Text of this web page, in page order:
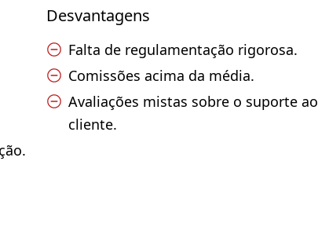
Desvantagens
Falta de regulamentação rigorosa.
Comissões acima da média.
Avaliações mistas sobre o suporte ao
cliente.